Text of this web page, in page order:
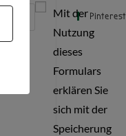
Mit der
Nutzung
dieses
Formulars
erklären Sie
sich mit der
Speicherung
Pinterest